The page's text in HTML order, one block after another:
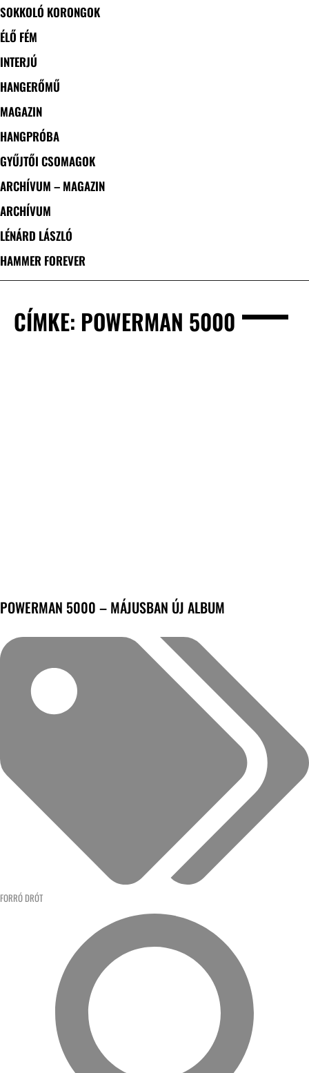
SOKKOLÓ KORONGOK
ÉLŐ FÉM
INTERJÚ
HANGERŐMŰ
MAGAZIN
HANGPRÓBA
GYŰJTŐI CSOMAGOK
ARCHÍVUM – MAGAZIN
ARCHÍVUM
LÉNÁRD LÁSZLÓ
HAMMER FOREVER
CÍMKE: POWERMAN 5000
POWERMAN 5000 – MÁJUSBAN ÚJ ALBUM
FORRÓ DRÓT